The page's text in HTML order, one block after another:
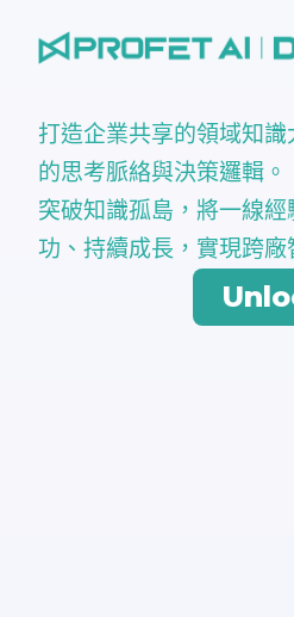
打造企業共享的領域知
的思考脈絡與決策邏輯。
突破知識孤島，將一線
功、持續成長，實現跨廠